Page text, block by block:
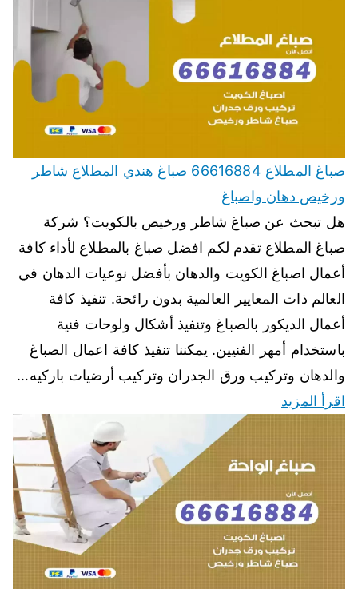
صباغ المطلاع 66616884 صباغ هندي المطلاع شاطر
ورخيص دهان واصباغ
هل تبحث عن صباغ شاطر ورخيص بالكويت؟ شركة
صباغ المطلاع تقدم لكم افضل صباغ بالمطلاع لأداء كافة
أعمال اصباغ الكويت والدهان بأفضل نوعيات الدهان في
العالم ذات المعايير العالمية بدون رائحة. تنفيذ كافة
أعمال الديكور بالصباغ وتنفيذ أشكال ولوحات فنية
باستخدام أمهر الفنيين. يمكننا تنفيذ كافة اعمال الصباغ
والدهان وتركيب ورق الجدران وتركيب أرضيات باركيه…
اقرأ المزيد